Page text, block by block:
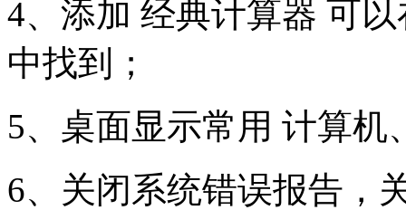
4、添加 经典计算器
中找到；
5、桌面显示常用 计算机
6、关闭系统错误报告，